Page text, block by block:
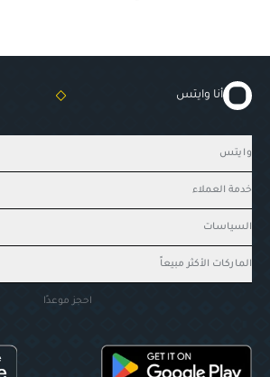
أنا وايتس
وايتس
خدمة العملاء
السياسات
الماركات الأكثر مبيعاً
احجز موعدًا